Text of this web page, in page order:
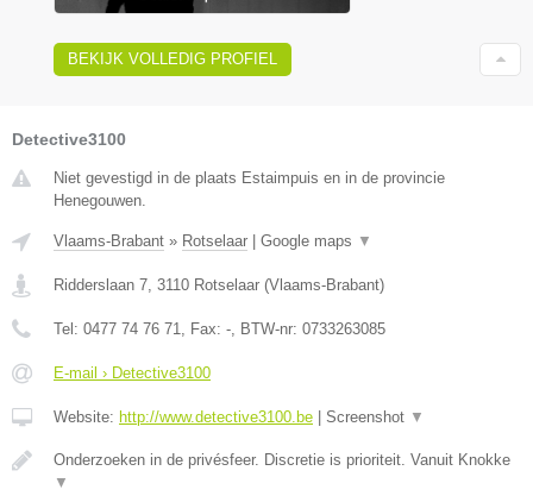
BEKIJK VOLLEDIG PROFIEL
Detective3100
Niet gevestigd in de plaats Estaimpuis en in de provincie
Henegouwen.
Vlaams-Brabant » Rotselaar Google maps ▼
Ridderslaan 7, 3110 Rotselaar (Vlaams-Brabant)
Tel: 0477 74 76 71, Fax: -, BTW-nr: 0733263085
E-mail › Detective3100
Website: http://www.detective3100.be Screenshot ▼
Onderzoeken in de privésfeer. Discretie is prioriteit. Vanuit Knokke
▼